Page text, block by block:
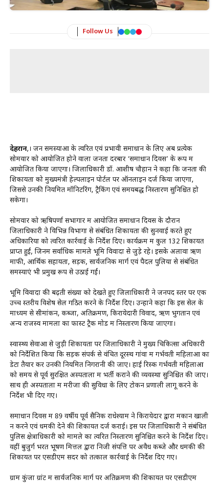
Follow Us
देहरादून,। जन समस्याओं के त्वरित एवं प्रभावी समाधान के लिए अब प्रत्येक
सोमवार को आयोजित होने वाला जनता दरबार ‘समाधान दिवस’ के रूप में
आयोजित किया जाएगा। जिलाधिकारी डॉ. आशीष चौहान ने कहा कि जनता की
शिकायतों को मुख्यमंत्री हेल्पलाइन पोर्टल पर ऑनलाइन दर्ज किया जाएगा,
जिससे उनकी नियमित मॉनिटरिंग, ट्रैकिंग एवं समयबद्ध निस्तारण सुनिश्चित हो
सकेगा।
सोमवार को ऋषिपर्णा सभागार में आयोजित समाधान दिवस के दौरान
जिलाधिकारी ने विभिन्न विभागों से संबंधित शिकायतों की सुनवाई करते हुए
अधिकारियों को त्वरित कार्रवाई के निर्देश दिए। कार्यक्रम में कुल 132 शिकायतें
प्राप्त हुईं, जिनमें सर्वाधिक मामले भूमि विवादों से जुड़े रहे। इसके अलावा ऋण
माफी, आर्थिक सहायता, सड़क, सार्वजनिक मार्ग एवं पैदल पुलिया से संबंधित
समस्याएं भी प्रमुख रूप से उठाई गईं।
भूमि विवादों की बढ़ती संख्या को देखते हुए जिलाधिकारी ने जनपद स्तर पर एक
उच्च स्तरीय विशेष सेल गठित करने के निर्देश दिए। उन्होंने कहा कि इस सेल के
माध्यम से सीमांकन, कब्जा, अतिक्रमण, किरायेदारी विवाद, ऋण भुगतान एवं
अन्य राजस्व मामलों का फास्ट ट्रैक मोड में निस्तारण किया जाएगा।
स्वास्थ्य सेवाओं से जुड़ी शिकायतों पर जिलाधिकारी ने मुख्य चिकित्सा अधिकारी
को निर्देशित किया कि सड़क संपर्क से वंचित दूरस्थ गांवों में गर्भवती महिलाओं का
डेटा तैयार कर उनकी नियमित निगरानी की जाए। हाई रिस्क गर्भवती महिलाओं
को समय से पूर्व सुरक्षित अस्पतालों में भर्ती कराने की व्यवस्था सुनिश्चित की जाए।
साथ ही अस्पतालों में मरीजों की सुविधा के लिए टोकन प्रणाली लागू करने के
निर्देश भी दिए गए।
समाधान दिवस में 89 वर्षीय पूर्व सैनिक राधेश्याम ने किरायेदार द्वारा मकान खाली
न करने एवं धमकी देने की शिकायत दर्ज कराई। इस पर जिलाधिकारी ने संबंधित
पुलिस क्षेत्राधिकारी को मामले का त्वरित निस्तारण सुनिश्चित करने के निर्देश दिए।
वहीं बुजुर्ग भरत भूषण मित्तल द्वारा निजी संपत्ति पर अवैध कब्जे और धमकी की
शिकायत पर एसडीएम सदर को तत्काल कार्रवाई के निर्देश दिए गए।
ग्राम कुंजा ग्रांट में सार्वजनिक मार्ग पर अतिक्रमण की शिकायत पर एसडीएम